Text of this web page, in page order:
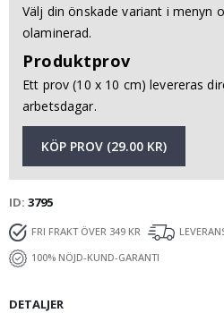
Välj din önskade variant i menyn
olaminerad.
Produktprov
Ett prov (10 x 10 cm) levereras
arbetsdagar.
KÖP PROV (29.00 KR)
ID 3795
FRI FRAKT ÖVER 349 KR
100% NÖJD-KUND-GARANTI
DETALJER